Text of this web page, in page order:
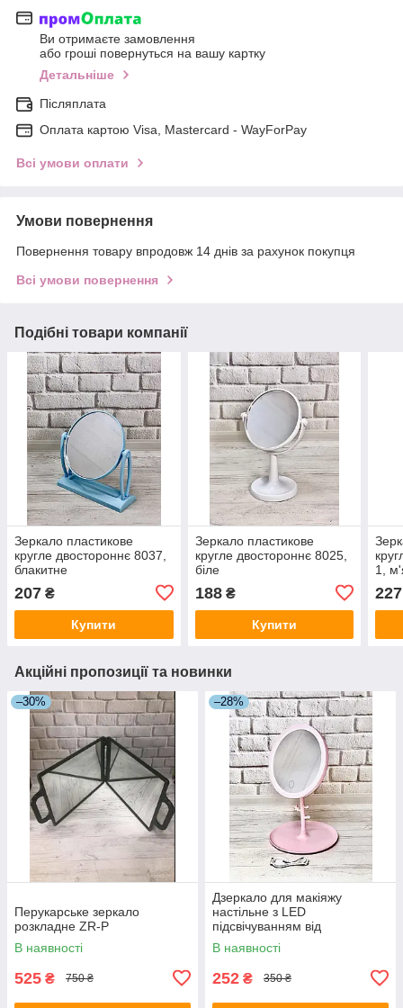
Ви отримаєте замовлення
або гроші повернуться на вашу картку
Детальніше
Післяплата
Оплата картою Visa, Mastercard - WayForPay
Всі умови оплати
Умови повернення
Повернення товару впродовж 14 днів за рахунок покупця
Всі умови повернення
Подібні товари компанії
Зеркало пластикове
кругле двостороннє 8037,
блакитне
207 ₴
Купити
Зеркало пластикове
кругле двостороннє 8025,
біле
188₴
Купити
1,
227
Акційні пропозиції та новинки
–30%
Перукарське зеркало
розкладне ZR-P
В наявності
525 ₴ 750 ₴
–28%
Дзеркало для макіяжу
настільне з LED
підсвічуванням від
акумулятора 3 режими
свічення JF-110A Рожевий
В наявності
252 ₴ 350 ₴